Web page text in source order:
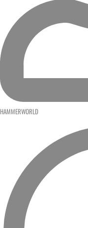
HAMMERWORLD